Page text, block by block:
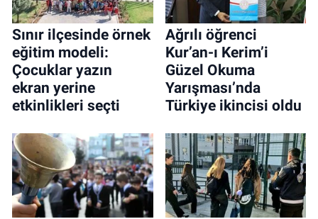
Sınır ilçesinde örnek
eğitim modeli:
Çocuklar yazın
ekran yerine
etkinlikleri seçti
Ağrılı öğrenci
Kur’an-ı Kerim’i
Güzel Okuma
Yarışması’nda
Türkiye ikincisi oldu